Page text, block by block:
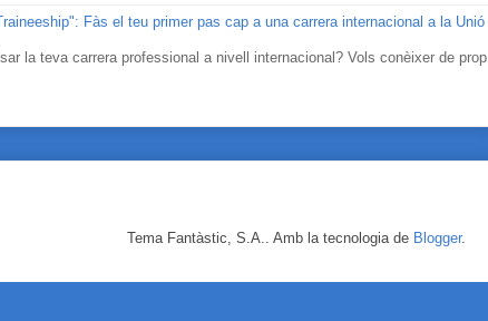
Fàs el teu primer pas cap a una carrera internacional a la Unió
la teva carrera professional a nivell internacional? Vols conèixer de prop
Tema Fantàstic, S.A.. Amb la tecnologia de Blogger.